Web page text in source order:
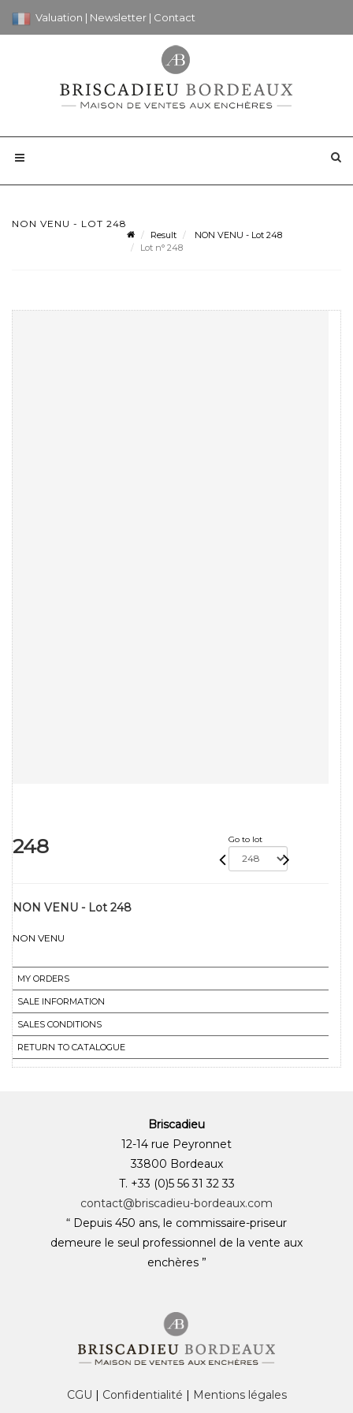
Valuation | Newsletter | Contact
NON VENU - LOT 248
Result
NON VENU - Lot 248
Lot n° 248
248 Go to lot
NON VENU - Lot 248
NON VENU
MY ORDERS
SALE INFORMATION
SALES CONDITIONS
RETURN TO CATALOGUE
Briscadieu
12-14 rue Peyronnet
33800 Bordeaux
T. +33 (0)5 56 31 32 33
contact@briscadieu-bordeaux.com
“ Depuis 450 ans, le commissaire-priseur
demeure le seul professionnel de la vente aux
enchères ”
CGU | Confidentialité | Mentions légales